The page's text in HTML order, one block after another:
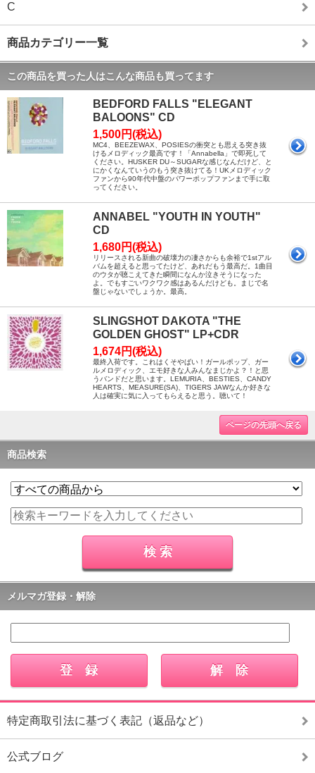
C
商品カテゴリー一覧
この商品を買った人はこんな商品も買ってます
BEDFORD FALLS "ELEGANT
BALOONS" CD
1,500円(税込)
MC4、BEEZEWAX、POSIESの衝突とも思える突き抜
けるメロディック最高です！「Annabella」で即死して
ください。HUSKER DU～SUGARな感じなんだけど、と
にかくなんていうのもう突き抜けてる！UKメロディック
ファンから90年代中盤のパワーポップファンまで手に取
ってください。
ANNABEL "YOUTH IN YOUTH"
CD
1,680円(税込)
リリースされる新曲の破壊力の凄さからも余裕で1stアル
バムを超えると思ってたけど、あれだもう最高だ。1曲目
のウタが聴こえてきた瞬間になんか泣きそうになった
よ。でもすごいワクワク感はあるんだけども。まじで名
盤じゃないでしょうか。最高。
SLINGSHOT DAKOTA "THE
GOLDEN GHOST" LP+CDR
1,674円(税込)
最終入荷です。これはくそやばい！ガールポップ、ガー
ルメロディック、エモ好きな人みんなまじかよ？！と思
うバンドだと思います。LEMURIA、BESTIES、CANDY
HEARTS、MEASURE(SA)、TIGERS JAWなんか好きな
人は確実に気に入ってもらえると思う。聴いて！
ページの先頭へ戻る
商品検索
メルマガ登録・解除
特定商取引法に基づく表記（返品など）
公式ブログ